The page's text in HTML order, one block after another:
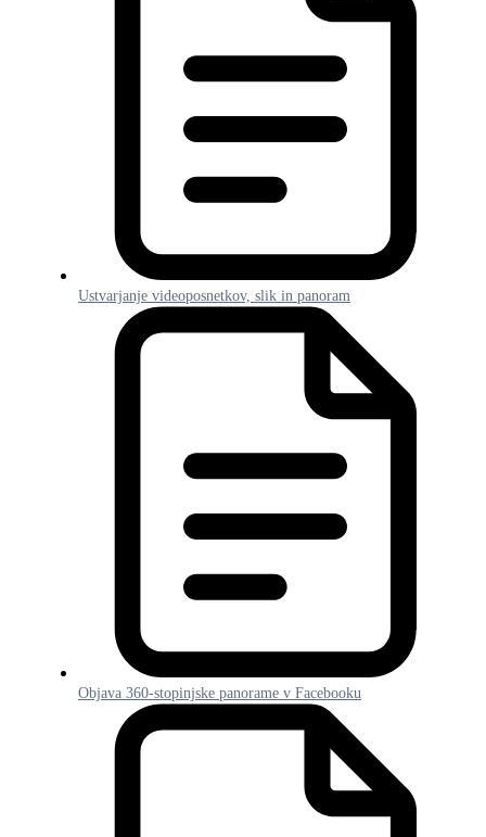
Ustvarjanje videoposnetkov, slik in panoram
Objava 360-stopinjske panorame v Facebooku